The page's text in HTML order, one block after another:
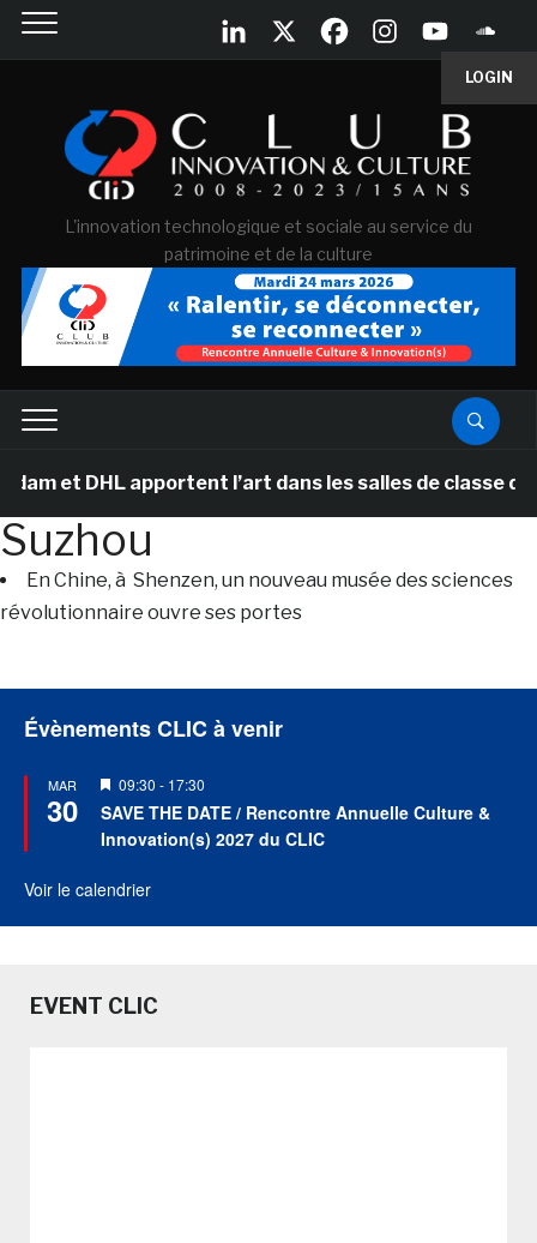
LOGIN
L'innovation technologique et sociale au service du
patrimoine et de la culture
et DHL apportent l’art dans les salles de classe des
Suzhou
En Chine, à Shenzen, un nouveau musée des sciences
révolutionnaire ouvre ses portes
Évènements CLIC à venir
MAR
30
Mis
en
avant
09:30 - 17:30
SAVE THE DATE / Rencontre Annuelle Culture &
Innovation(s) 2027 du CLIC
Voir le calendrier
EVENT CLIC